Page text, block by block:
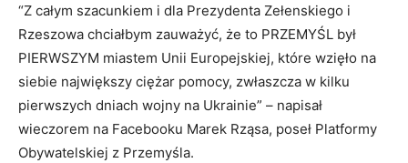
“Z całym szacunkiem i dla Prezydenta Zełenskiego i
Rzeszowa chciałbym zauważyć, że to PRZEMYŚL był
PIERWSZYM miastem Unii Europejskiej, które wzięło na
siebie największy ciężar pomocy, zwłaszcza w kilku
pierwszych dniach wojny na Ukrainie” – napisał
wieczorem na Facebooku Marek Rząsa, poseł Platformy
Obywatelskiej z Przemyśla.